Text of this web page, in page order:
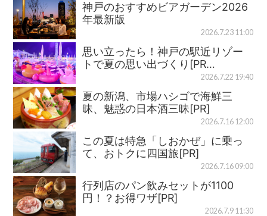
神戸のおすすめビアガーデン2026
年最新版
2026.7.23 11:00
思い立ったら！神戸の駅近リゾー
トで夏の思い出づくり[PR…
2026.7.22 19:40
夏の新潟、市場ハシゴで海鮮三
昧、魅惑の日本酒三昧[PR]
2026.7.16 12:00
この夏は特急「しおかぜ」に乗っ
て、おトクに四国旅[PR]
2026.7.16 09:00
行列店のパン飲みセットが1100
円！？お得ワザ[PR]
2026.7.9 11:30